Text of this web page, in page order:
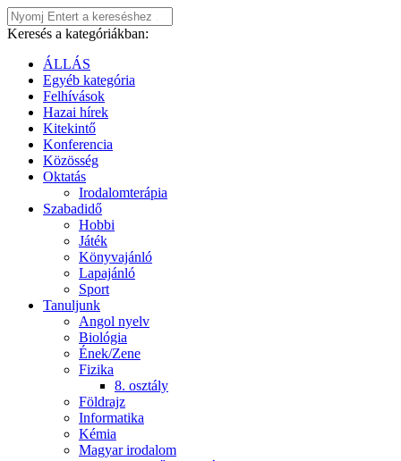
Keresés a kategóriákban:
ÁLLÁS
Egyéb kategória
Felhívások
Hazai hírek
Kitekintő
Konferencia
Közösség
Oktatás
Irodalomterápia
Szabadidő
Hobbi
Játék
Könyvajánló
Lapajánló
Sport
Tanuljunk
Angol nyelv
Biológia
Ének/Zene
Fizika
8. osztály
Földrajz
Informatika
Kémia
Magyar irodalom